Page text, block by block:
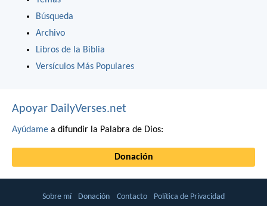
Búsqueda
Archivo
Libros de la Biblia
Versículos Más Populares
Apoyar DailyVerses.net
Ayúdame a difundir la Palabra de Dios:
Donación
Sobre mí Donación Contacto Política de Privacidad